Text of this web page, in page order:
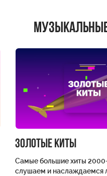
Золотые киты
Самые большие хиты
слушаем и наслаждаемся